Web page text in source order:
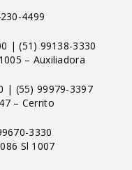
4499
|(51) 99138-3330
– Auxiliadora
| (55) 99979-3397
– Cerrito
3330
Sl 1007